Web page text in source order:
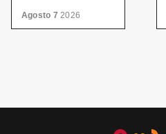
CULTURAS
Agosto 72026